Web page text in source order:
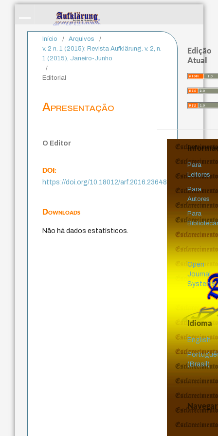
Início / Arquivos
/
v. 2 n. 1 (2015): Revista Aufklärung. v. 2, n.
1 (2015), Janeiro-Junho
/
Editorial
Apresentação
O Editor
DOI:
https://doi.org/10.18012/arf.2016.23648
Downloads
Não há dados estatísticos.
Edição
Atual
Para
Leitores
Para
Autores
Para
Open
Journal
Systems
Idioma
English
(Brasil)
Navegar